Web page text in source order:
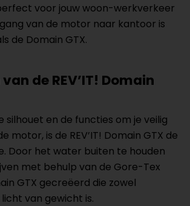
voor jouw woon-werkverkeer
van de motor naar kantoor is
de Domain GTX.
de REV’IT! Domain
silhouet en de functies om je veilig
motor, is de REV’IT! Domain GTX de
Door het water buiten te houden
met behulp van de Gore-Tex
GTX gecreëerd die zowel
van gewicht is.